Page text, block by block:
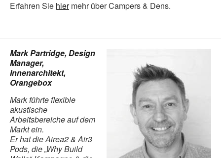
Erfahren Sie hiermehr über Campers & Dens.
Mark Partridge, Design
Manager,
Innenarchitekt,
Orangebox
Mark führte flexible
akustische
Arbeitsbereiche auf dem
Markt ein.
Er hat die Airea2 & Air3
Pods, die „Why Build